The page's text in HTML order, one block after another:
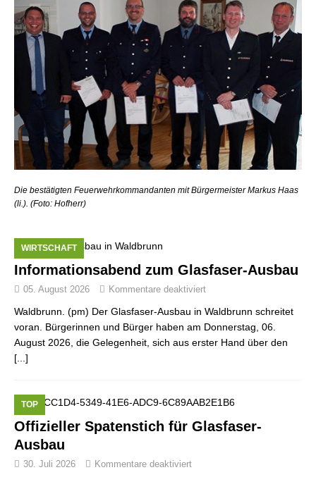
Die bestätigten Feuerwehrkommandanten mit Bürgermeister Markus Haas
(li.). (Foto: Hofherr)
Informationsabend zum Glasfaser-Ausbau
WIRTSCHAFT
05. August 2026 Kommentare deaktiviert
Waldbrunn. (pm) Der Glasfaser-Ausbau in Waldbrunn schreitet
voran. Bürgerinnen und Bürger haben am Donnerstag, 06.
August 2026, die Gelegenheit, sich aus erster Hand über den
[...]
Offizieller Spatenstich für Glasfaser-
Ausbau
TOP
30. Juli 2026 Kommentare deaktiviert